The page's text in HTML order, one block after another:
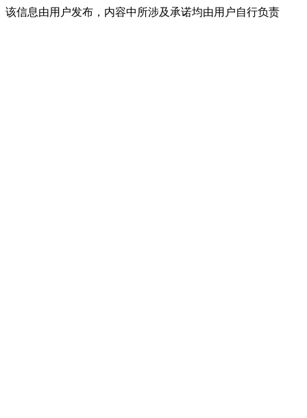
该信息由用户发布，内容中所涉及承诺均由用户自行负责